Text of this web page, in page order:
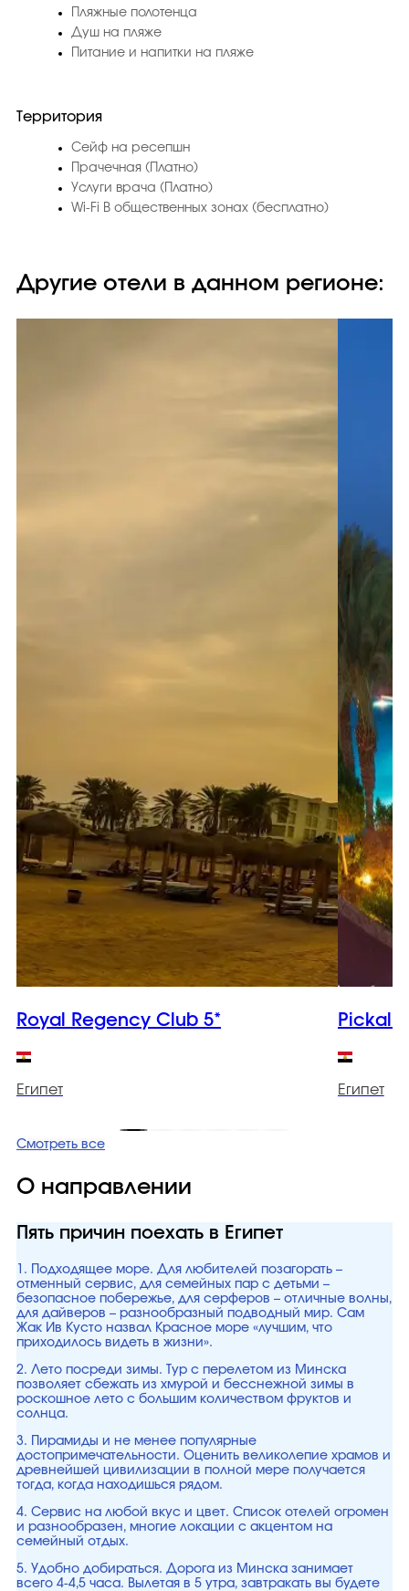
Пляжные полотенца
Душ на пляже
Питание и напитки на пляже
Территория
Сейф на ресепшн
Прачечная (Платно)
Услуги врача (Платно)
Wi-Fi В общественных зонах (бесплатно)
Другие отели в данном регионе:
Royal Regency Club 5*
Египет Египет
Смотреть все
О направлении
Пять причин поехать в Египет
1. Подходящее море. Для любителей позагорать –
отменный сервис, для семейных пар с детьми –
безопасное побережье, для серферов – отличные волны,
для дайверов – разнообразный подводный мир. Сам
Жак Ив Кусто назвал Красное море «лучшим, что
приходилось видеть в жизни».
2. Лето посреди зимы. Тур с перелетом из Минска
позволяет сбежать из хмурой и бесснежной зимы в
роскошное лето с большим количеством фруктов и
солнца.
3. Пирамиды и не менее популярные
достопримечательности. Оценить великолепие храмов и
древнейшей цивилизации в полной мере получается
тогда, когда находишься рядом.
4. Сервис на любой вкус и цвет. Список отелей огромен
и разнообразен, многие локации с акцентом на
семейный отдых.
5. Удобно добираться. Дорога из Минска занимает
всего 4-4,5 часа. Вылетая в 5 утра, завтракать вы будете